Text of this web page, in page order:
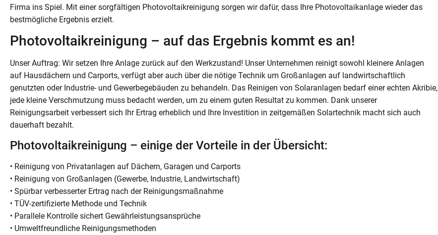
Firma ins Spiel. Mit einer sorgfältigen Photovoltaikreinigung sorgen wir dafür, dass Ihre Photovoltaikanlage wieder das
bestmögliche Ergebnis erzielt.
Photovoltaikreinigung – auf das Ergebnis kommt es an!
Unser Auftrag: Wir setzen Ihre Anlage zurück auf den Werkzustand! Unser Unternehmen reinigt sowohl kleinere Anlagen
auf Hausdächern und Carports, verfügt aber auch über die nötige Technik um Großanlagen auf landwirtschaftlich
genutzten oder Industrie- und Gewerbegebäuden zu behandeln. Das Reinigen von Solaranlagen bedarf einer echten Akribie,
jede kleine Verschmutzung muss bedacht werden, um zu einem guten Resultat zu kommen. Dank unserer
Reinigungsarbeit verbessert sich Ihr Ertrag erheblich und Ihre Investition in zeitgemäßen Solartechnik macht sich auch
dauerhaft bezahlt.
Photovoltaikreinigung – einige der Vorteile in der Übersicht:
• Reinigung von Privatanlagen auf Dächern, Garagen und Carports
• Reinigung von Großanlagen (Gewerbe, Industrie, Landwirtschaft)
• Spürbar verbesserter Ertrag nach der Reinigungsmaßnahme
• TÜV-zertifizierte Methode und Technik
• Parallele Kontrolle sichert Gewährleistungsansprüche
• Umweltfreundliche Reinigungsmethoden